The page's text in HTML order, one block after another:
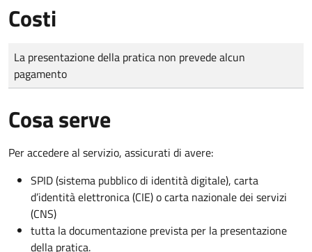
Costi
Tipo di pagamento
Importo
La presentazione della pratica non prevede alcun
pagamento
Cosa serve
Per accedere al servizio, assicurati di avere:
SPID (sistema pubblico di identità digitale), carta
d’identità elettronica (CIE) o carta nazionale dei servizi
(CNS)
tutta la documentazione prevista per la presentazione
della pratica.